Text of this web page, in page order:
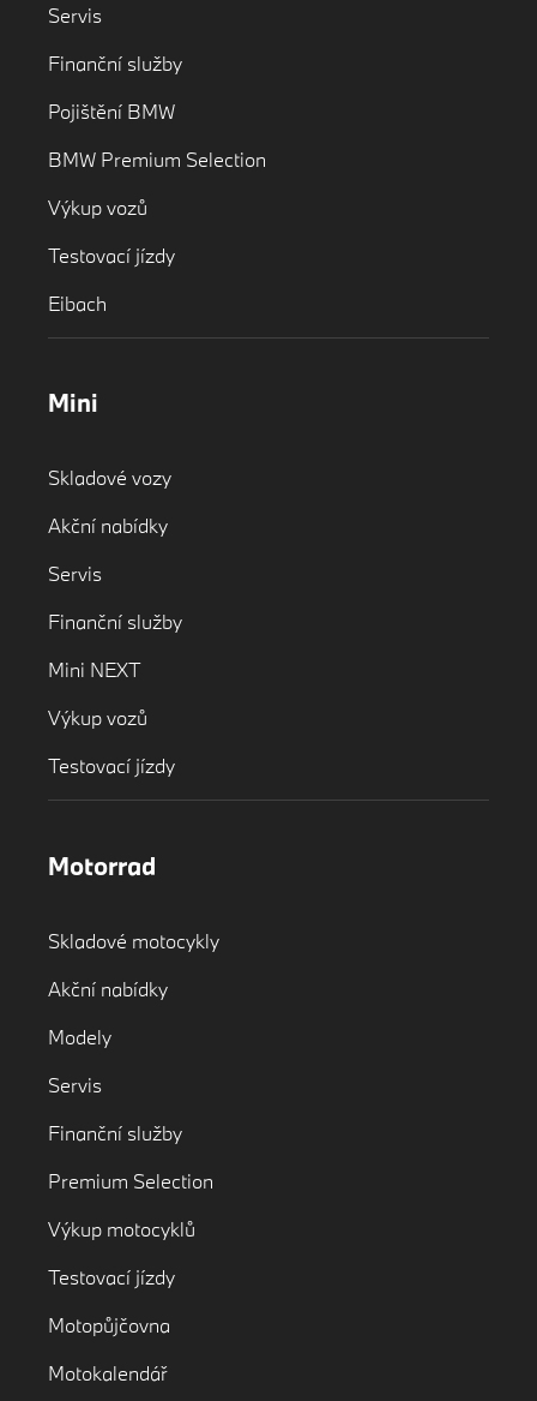
Servis
Finanční služby
Pojištění BMW
BMW Premium Selection
Výkup vozů
Testovací jízdy
Eibach
Mini
Skladové vozy
Akční nabídky
Servis
Finanční služby
Mini NEXT
Výkup vozů
Testovací jízdy
Motorrad
Skladové motocykly
Akční nabídky
Modely
Servis
Finanční služby
Premium Selection
Výkup motocyklů
Testovací jízdy
Motopůjčovna
Motokalendář